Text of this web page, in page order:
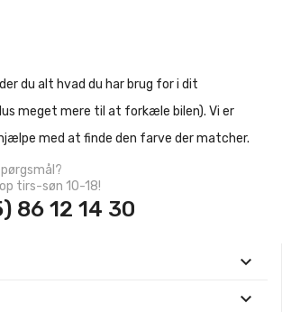
du alt hvad du har brug for i dit
meget mere til at forkæle bilen). Vi er
med at finde den farve der matcher.
tirs-søn 10-18!
86 12 14 30

